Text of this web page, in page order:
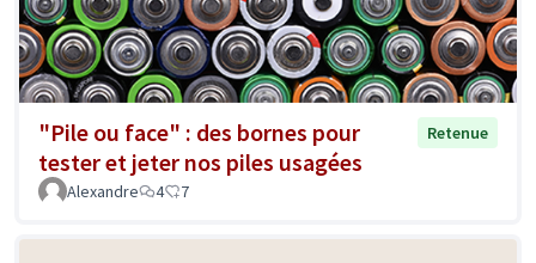
"Pile ou face" : des bornes pour
tester et jeter nos piles usagées
Retenue
Alexandre 4 7